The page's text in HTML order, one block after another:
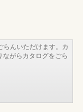
らんいただけます。カ
がらカタログをごら